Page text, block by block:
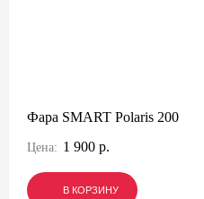
Фара SMART Polaris 200
Цена: 1 900 р.
В КОРЗИНУ
В КОРЗИНУ
В КОРЗИНУ